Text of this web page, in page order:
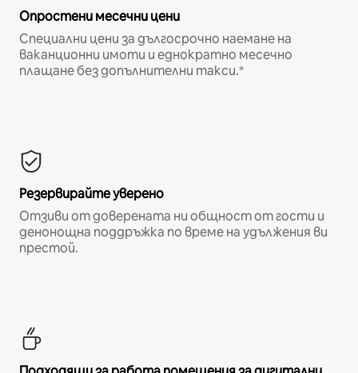
Опростени месечни цени
Специални цени за дългосрочно наемане на
ваканционни имоти и еднократно месечно
плащане без допълнителни такси.*
Резервирайте уверено
Отзиви от доверената ни общност от гости и
денонощна поддръжка по време на удължения ви
престой.